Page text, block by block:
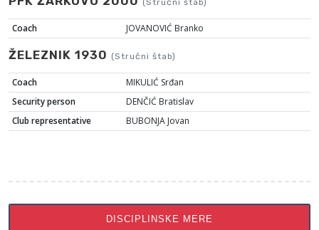
(Stručni štab)
Coach JOVANOVIĆ Branko
ŽELEZNIK 1930 (Stručni štab)
Coach
MIKULIĆ Srđan
Security person
DENČIĆ Bratislav
Club representative
BUBONJA Jovan
DISCIPLINSKE MERE